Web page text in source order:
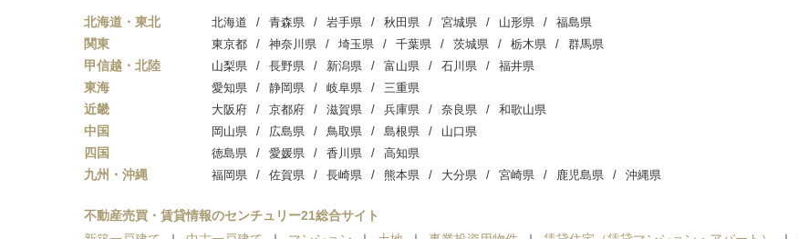
北海道・東北 北海道 青森県 岩手県 秋田県 宮城県 山形県 福島県
関東 東京都 神奈川県 埼玉県 千葉県 茨城県 栃木県 群馬県
甲信越・北陸 山梨県 長野県 新潟県 富山県 石川県 福井県
東海 愛知県 静岡県 岐阜県 三重県
近畿 大阪府 京都府 滋賀県 兵庫県 奈良県 和歌山県
中国 岡山県 広島県 鳥取県 島根県 山口県
四国 徳島県 愛媛県 香川県 高知県
九州・沖縄 福岡県 佐賀県 長崎県 熊本県 大分県 宮崎県 鹿児島県 沖縄県
不動産売買・賃貸情報のセンチュリー21総合サイト